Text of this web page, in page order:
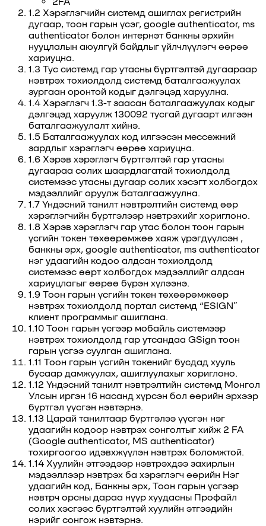
1.2 Хэрэглэгчийн системд ашиглах регистрийн
дугаар, тоон гарын үсэг, google authenticator, ms
authenticator болон интернэт банкны эрхийн
нууцлалын аюулгүй байдлыг үйлчлүүлэгч өөрөө
хариуцна.
1.3 Тус системд гар утасны бүртгэлтэй дугаараар
нэвтрэх тохиолдолд системд баталгаажуулах
зургаан оронтой кодыг дэлгэцэд харуулна.
1.4 Хэрэглэгч 1.3-т заасан баталгаажуулах кодыг
дэлгэцэд харуулж 130092 тусгай дугаарт илгээн
баталгаажуулалт хийнэ.
1.5 Баталгаажуулах код илгээсэн мессежний
зардлыг хэрэглэгч өөрөө хариуцна.
1.6 Хэрэв хэрэглэгч бүртгэлтэй гар утасны
дугаараа солих шаардлагатай тохиолдолд
системээс утасны дугаар солих хэсэгт холбогдох
мэдээллийг оруулж баталгаажуулна.
1.7 Үндэсний танилт нэвтрэлтийн системд өөр
хэрэглэгчийн бүртгэлээр нэвтрэхийг хориглоно.
1.8 Хэрэв хэрэглэгч гар утас болон тоон гарын
үсгийн токен төхөөрөмжөө хаяж үрэгдүүлсэн ,
банкны эрх, google authenticator, ms authenticator
нэг удаагийн кодоо алдсан тохиолдолд
системээс өөрт холбогдох мэдээллийг алдсан
хариуцлагыг өөрөө бүрэн хүлээнэ.
1.9 Тоон гарын үсгийн токен төхөөрөмжөөр
нэвтрэх тохиолдолд портал системд “ESIGN”
клиент программыг ашиглана.
1.10 Тоон гарын үсгээр мобайль системээр
нэвтрэх тохиолдолд гар утсандаа GSign тоон
гарын үсгээ суулган ашиглана.
1.11 Тоон гарын үсгийн токенийг бусдад хууль
бусаар дамжуулах, ашиглуулахыг хориглоно.
1.12 Үндэсний танилт нэвтрэлтийн системд Монгол
Улсын иргэн 16 насанд хүрсэн бол өөрийн эрхээр
бүртгэл үүсгэн нэвтэрнэ.
1.13 Царай танилтаар бүртгэлээ үүсгэн нэг
удаагийн кодоор нэвтрэх сонголтыг хийж 2 FA
(Google authenticator, MS authenticator)
тохиргоогоо идэвхжүүлэн нэвтрэх боломжтой.
1.14 Хуулийн этгээдээр нэвтрэхдээ захирлын
мэдээллээр нэвтрэх ба хэрэглэгч өөрийн Нэг
удаагийн код, Банкны эрх, Тоон гарын үсгээр
нэвтрч орсны дараа нүүр хуудасны Профайл
солих хэсгээс бүртгэлтэй хуулийн этгээдийн
нэрийг сонгож нэвтэрнэ.